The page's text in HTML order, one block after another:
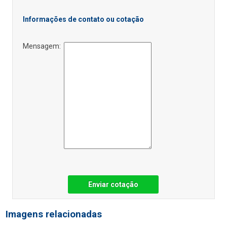
Informações de contato ou cotação
Mensagem:
Enviar cotação
Imagens relacionadas